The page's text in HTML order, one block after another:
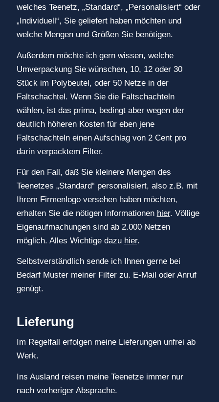
welches Teenetz, „Standard“, „Personalisiert“ oder
„Individuell“, Sie geliefert haben möchten und
welche Mengen und Größen Sie benötigen.
Außerdem möchte ich gern wissen, welche
Umverpackung Sie wünschen, 10, 12 oder 30
Stück im Polybeutel, oder 50 Netze in der
Faltschachtel. Wenn Sie die Faltschachteln
wählen, ist das prima, bedingt aber wegen der
deutlich höheren Kosten für eben jene
Faltschachteln einen Aufschlag von 2 Cent pro
darin verpacktem Filter.
Für den Fall, daß Sie kleinere Mengen des
Teenetzes „Standard“ personalisiert, also z.B. mit
Ihrem Firmenlogo versehen haben möchten,
erhalten Sie die nötigen Informationen hier. Völlige
Eigenaufmachungen sind ab 2.000 Netzen
möglich. Alles Wichtige dazu hier.
Selbstverständlich sende ich Ihnen gerne bei
Bedarf Muster meiner Filter zu. E-Mail oder Anruf
genügt.
Lieferung
Im Regelfall erfolgen meine Lieferungen unfrei ab
Werk.
Ins Ausland reisen meine Teenetze immer nur
nach vorheriger Absprache.